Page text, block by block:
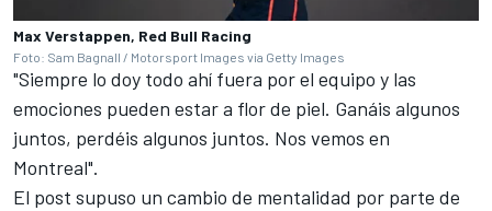
Max Verstappen, Red Bull Racing
Foto: Sam Bagnall / Motorsport Images via Getty Images
"Siempre lo doy todo ahí fuera por el equipo y las
emociones pueden estar a flor de piel. Ganáis algunos
juntos, perdéis algunos juntos. Nos vemos en
Montreal".
El post supuso un cambio de mentalidad por parte de